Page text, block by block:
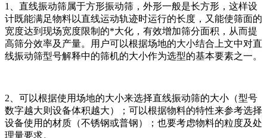
1、直线振动筛属于方形振动筛，外形一般是长方形，这样设
计既能满足物料以直线运动轨迹时运行的长度，又能使筛面的
宽度达到现场宽度限制的*大化，有效增加筛分面积，从而提
高筛分效率及产量。用户可以根据场地的大小结合上文中对直
线振动筛型号解释中的筛机的大小作为选型的基本要素之一。
2、可以根据使用场地的大小来选择直线振动筛的大小（型号
数字越大则设备体积越大）；可以根据物料的特性来参考选择
设备使用的材质（不锈钢或普钢）；也要考虑物料的粒度及处
理量要求。